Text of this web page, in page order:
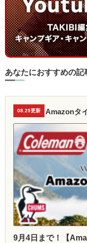
あなたにおすすめの記
08.29更新 Amazonタ
9月4日まで！【